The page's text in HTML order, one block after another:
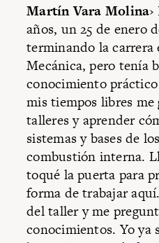
Martín Vara Molina
años, un 25 de enero
terminando la carrera
Mecánica, pero tenía
conocimiento
mis tiempos libres me
talleres y aprender
sistemas y bases de
combustión interna.
toqué la puerta para
forma de trabajar
del taller y me
conocimientos. Yo ya